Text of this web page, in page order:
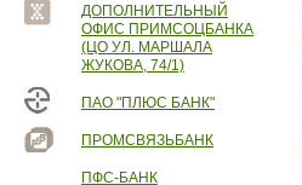
ДОПОЛНИТЕЛЬНЫЙ
ОФИС ПРИМСОЦБАНКА
(ЦО УЛ. МАРШАЛА
ЖУКОВА, 74/1)
ПАО "ПЛЮС БАНК"
ПРОМСВЯЗЬБАНК
ПФС-БАНК